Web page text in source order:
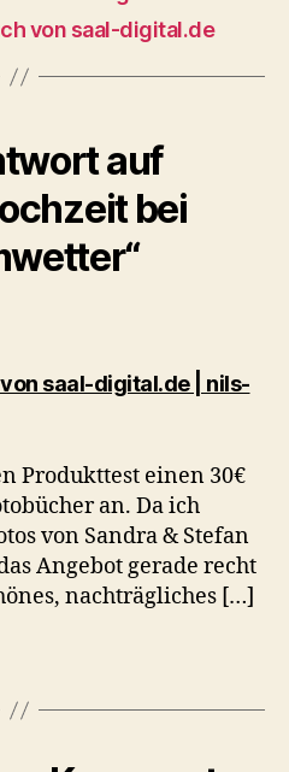
von saal-digital.de
auf
bei
saal-digital.de | nils-
Produkttest einen 30€
an. Da ich
von Sandra & Stefan
Angebot gerade recht
nachträgliches […]